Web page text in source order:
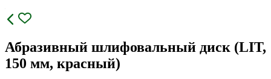
Абразивный шлифовальный диск (LIT,
150 мм, красный)